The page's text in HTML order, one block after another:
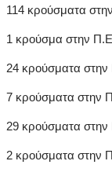
114 κρούσματα
1 κρούσμα στην
24 κρούσματα
7 κρούσματα στην
29 κρούσματα
2 κρούσματα στην